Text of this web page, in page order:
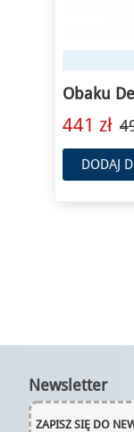
Obaku
621 zł
DODAJ
Newsletter
ZAPISZ SIĘ DO